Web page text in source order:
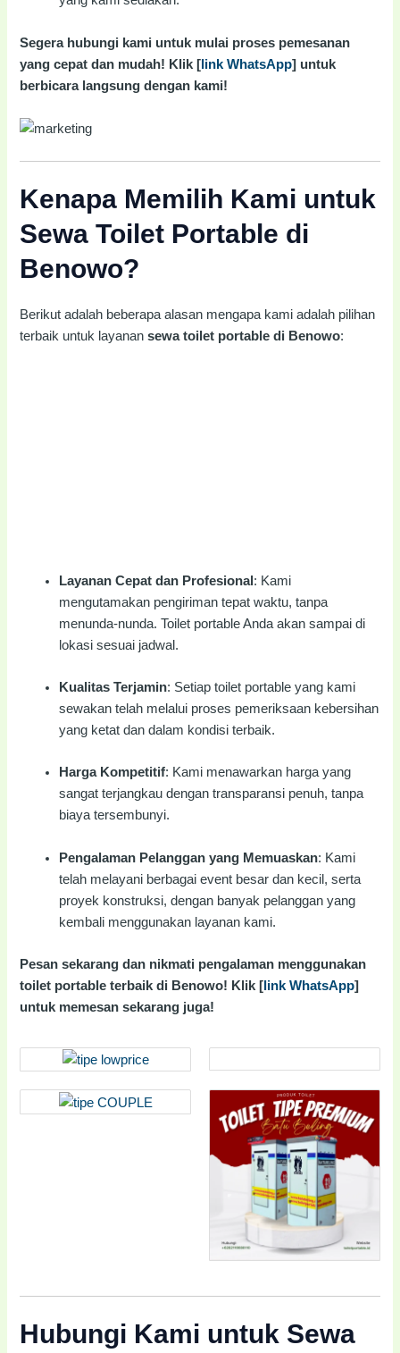
Segera hubungi kami untuk mulai proses pemesanan
yang cepat dan mudah! Klik [ link WhatsApp] untuk
berbicara langsung dengan kami!
Kenapa Memilih Kami untuk
Sewa Toilet Portable di
Benowo?
Berikut adalah beberapa alasan mengapa kami adalah pilihan
terbaik untuk layanansewa toilet portable di Benowo:
Layanan Cepat dan Profesional : Kami
mengutamakan pengiriman tepat waktu, tanpa
menunda-nunda. Toilet portable Anda akan sampai di
lokasi sesuai jadwal.
Kualitas Terjamin: Setiap toilet portable yang kami
sewakan telah melalui proses pemeriksaan kebersihan
yang ketat dan dalam kondisi terbaik.
Harga Kompetitif: Kami menawarkan harga yang
sangat terjangkau dengan transparansi penuh, tanpa
biaya tersembunyi.
Pengalaman Pelanggan yang Memuaskan: Kami
telah melayani berbagai event besar dan kecil, serta
proyek konstruksi, dengan banyak pelanggan yang
kembali menggunakan layanan kami.
Pesan sekarang dan nikmati pengalaman menggunakan
toilet portable terbaik di Benowo! Klik [ link WhatsApp]
untuk memesan sekarang juga!
Hubungi Kami untuk Sewa